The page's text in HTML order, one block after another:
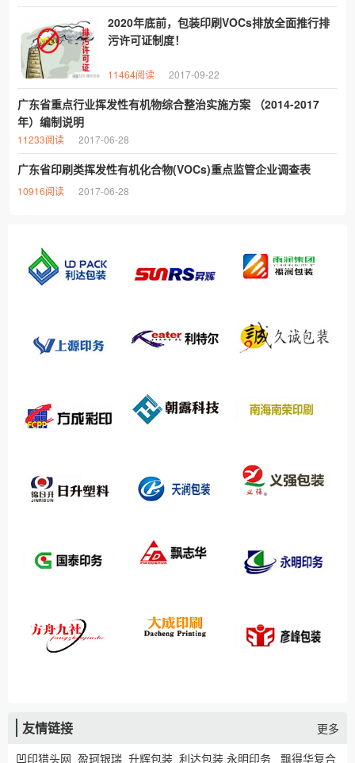
2020年底前，包装印刷VOCs排放全面推行排
污许可证制度！
11464阅读 2017-09-22
广东省重点行业挥发性有机物综合整治实施方案 （2014-2017
年）编制说明
11233阅读 2017-06-28
广东省印刷类挥发性有机化合物(VOCs)重点监管企业调查表
10916阅读 2017-06-28
友情链接
更多
凹印猎头网 盈珂银瑞 升辉包装 利达包装 永明印务 飘得华复合